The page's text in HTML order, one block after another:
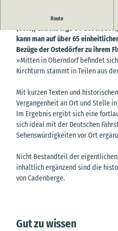
Route
Entlang der historischen
(Oste), Cadenberge OT
kann man auf über 65
Bezüge der Ostedörfer zu ihrem
»Mitten in Oberndorf befindet sich
Kirchturm stammt in Teilen aus
Mit kurzen Texten und
Vergangenheit an Ort und Stelle
Im Ergebnis ergibt sich eine
sich ideal mit der Deutschen
Sehenswürdigkeiten vor Ort
Nicht Bestandteil der
inhaltlich ergänzend sind die
von Cadenberge.
Gut zu wissen